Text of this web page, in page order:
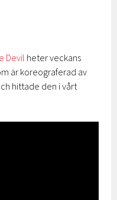
Devil heter veckans
är koreograferad av
hittade den i vårt